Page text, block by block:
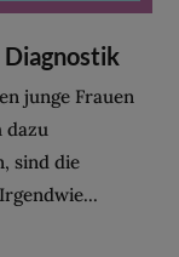
junge Frauen
dazu
sind die